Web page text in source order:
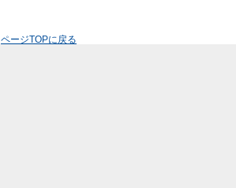
ページTOPに戻る